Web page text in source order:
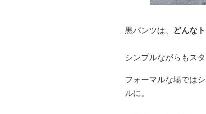
黒パンツは、 どんな
シンプルながらもス
フォーマルな場では
ルに。